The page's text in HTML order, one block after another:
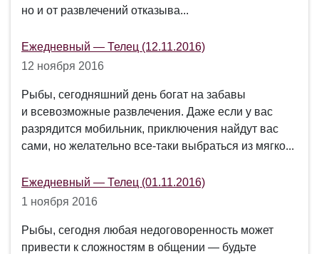
но и от развлечений отказыва...
Ежедневный — Телец (12.11.2016)
12 ноября 2016
Рыбы, сегодняшний день богат на забавы
и всевозможные развлечения. Даже если у вас
разрядится мобильник, приключения найдут вас
сами, но желательно все-таки выбраться из мягко...
Ежедневный — Телец (01.11.2016)
1 ноября 2016
Рыбы, сегодня любая недоговоренность может
привести к сложностям в общении — будьте